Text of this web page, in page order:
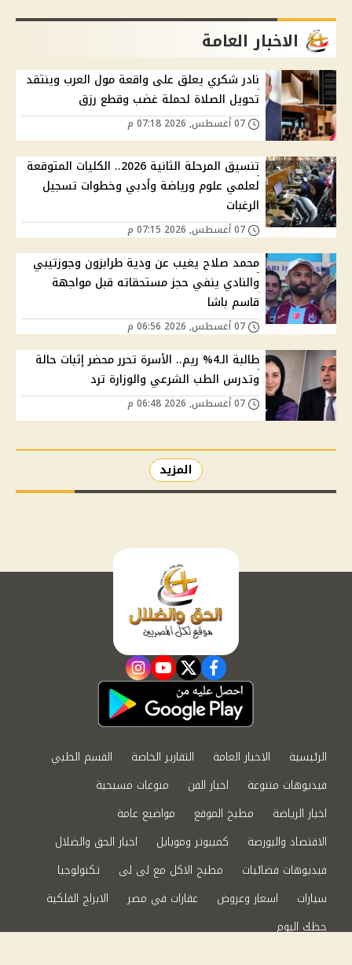
الاخبار العامة
نادر شكري يعلق على واقعة مول العرب وينتقد
تحويل الصلاة لحملة غضب وقطع رزق
تنسيق المرحلة الثانية 2026.. الكليات المتوقعة
لعلمي علوم ورياضة وأدبي وخطوات تسجيل
الرغبات
محمد صلاح يغيب عن ودية طرابزون وجوزتيبي
والنادي ينفي حجز مستحقاته قبل مواجهة
قاسم باشا
طالبة الـ4% ريم.. الأسرة تحرر محضر إثبات حالة
وتدرس الطب الشرعي والوزارة ترد
المزيد
facebook
twitter
youtube
instagram
الرئيسية الاخبار العامة التقارير الخاصة
القسم الطبي
فيديوهات متنوعة
اخبار الفن
منوعات مسيحية
اخبار الرياضة
مطبخ الموقع
مواضيع عامة
الاقتصاد والبورصة
كمبيوتر وموبايل
اخبار الحق والضلال
فيديوهات فضائيات
مطبخ الاكل مع لى لى
تكنولوجيا
سيارات
اسعار وعروض عقارات في مصر
الابراج الفلكية
حظك اليوم